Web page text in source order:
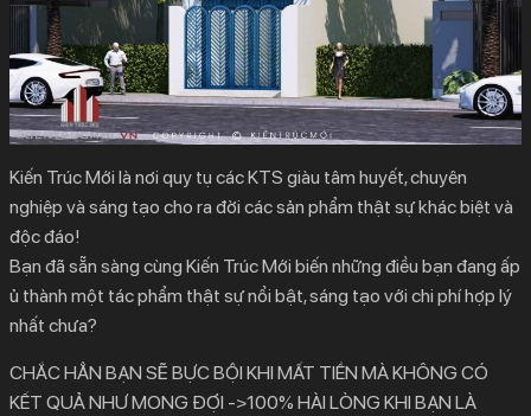
Kiến Trúc Mới là nơi quy tụ các KTS giàu tâm huyết, chuyên
nghiệp và sáng tạo cho ra đời các sản phẩm thật sự khác biệt và
độc đáo!
Bạn đã sẵn sàng cùng Kiến Trúc Mới biến những điều bạn đang ấp
ủ thành một tác phẩm thật sự nổi bật, sáng tạo với chi phí hợp lý
nhất chưa?
CHẮC HẲN BẠN SẼ BỰC BỘI KHI MẤT TIỀN MÀ KHÔNG CÓ
KẾT QUẢ NHƯ MONG ĐỢI ->100% HÀI LÒNG KHI BẠN LÀ